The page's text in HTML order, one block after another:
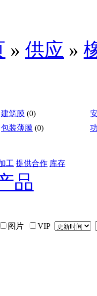
» 供应 »
建筑膜 (0)
包装薄膜 (0)
工 提供合作 库存
品
图片 VIP